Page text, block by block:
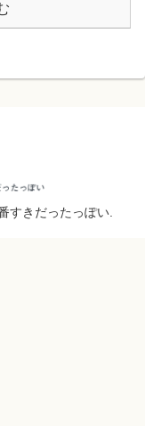
すきだったっぽい.